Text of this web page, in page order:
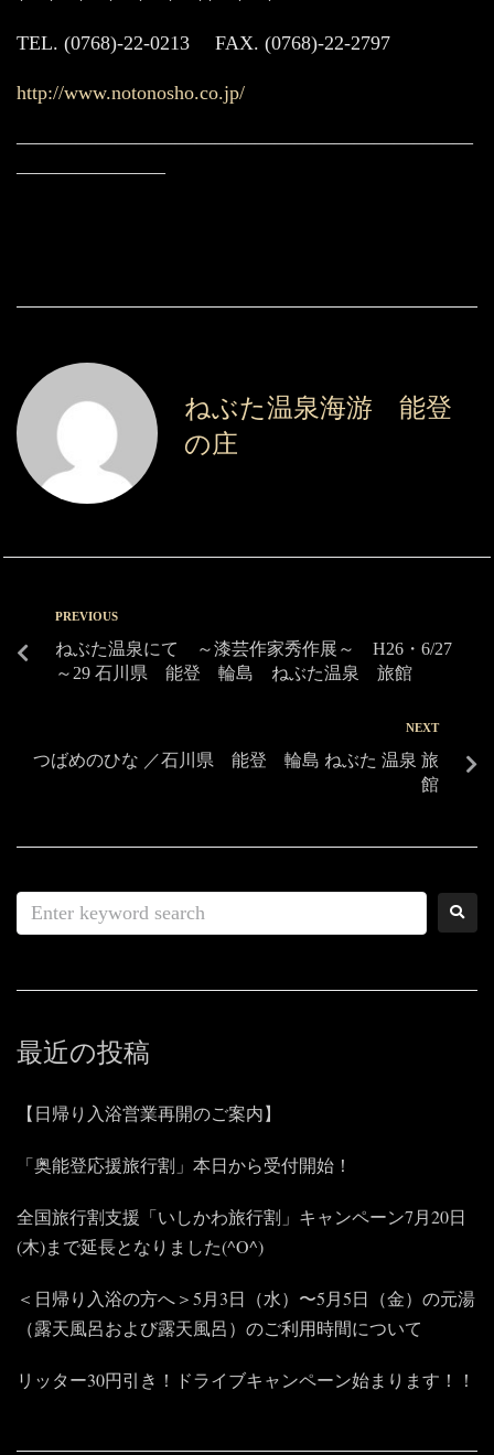
TEL. (0768)-22-0213 FAX. (0768)-22-2797
http://www.notonosho.co.jp/
———————————————————————
———————–
ねぶた温泉海游 能登
の庄
PREVIOUS
ねぶた温泉にて ～漆芸作家秀作展～ H26・6/27
～29 石川県 能登 輪島 ねぶた温泉 旅館
NEXT
つばめのひな ／石川県 能登 輪島 ねぶた 温泉 旅
館
最近の投稿
【日帰り入浴営業再開のご案内】
「奥能登応援旅行割」本日から受付開始！
全国旅行割支援「いしかわ旅行割」キャンペーン7月20日
(木)まで延長となりました(^O^)
＜日帰り入浴の方へ＞5月3日（水）〜5月5日（金）の元湯
（露天風呂および露天風呂）のご利用時間について
リッター30円引き！ドライブキャンペーン始まります！！